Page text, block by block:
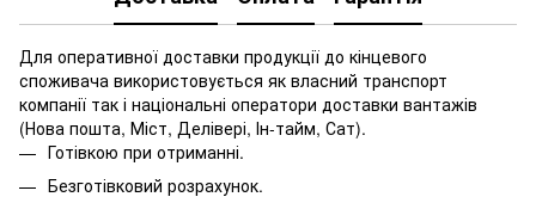
Для оперативної доставки продукції до кінцевого
споживача використовується як власний транспорт
компанії так і національні оператори доставки вантажів
(Нова пошта, Міст, Делівері, Ін-тайм, Сат).
Готівкою при отриманні.
Безготівковий розрахунок.